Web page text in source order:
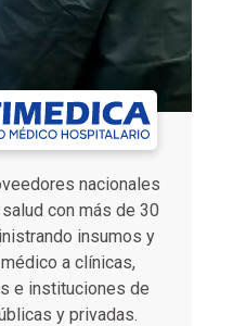
nacionales
con más de 30
insumos y
a clínicas,
e instituciones de
y privadas.